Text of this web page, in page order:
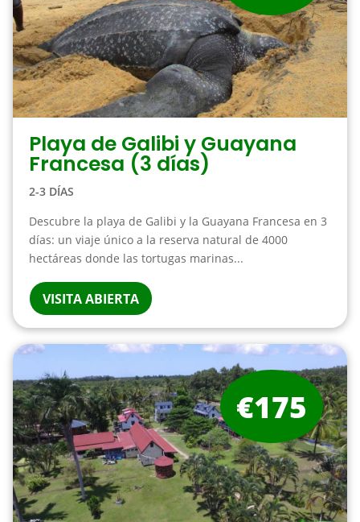
Playa de Galibi y Guayana
Francesa (3 días)
2-3 DÍAS
Descubre la playa de Galibi y la Guayana Francesa en 3
días: un viaje único a la reserva natural de 4000
hectáreas donde las tortugas marinas...
VISITA ABIERTA
€175